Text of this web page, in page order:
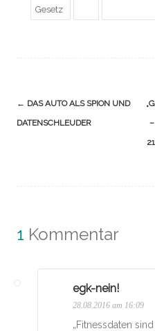
Gesetz
Navigation
(Beiträge)
← DAS AUTO ALS SPION UND
DATENSCHLEUDER
1 Kommentar
egk-nein!
28.08.2016 am 16:09
„Fitnessdaten